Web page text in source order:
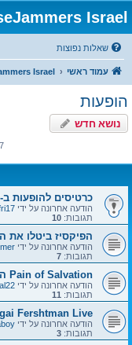
Israel
שאלות נפוצות
עמוד ראשי Israel
הופעות
נושא חדש
כרטיסים להופעות ב-UFO
הודעה אחרונה על ידי
תגובות: 10
הפיקסיז ביטלו את
הודעה אחרונה על ידי
תגובות: 7
Pain of Salvation הופעה כפולה בבכורה עולמית - 16.3 - רידינג
הודעה אחרונה על ידי
תגובות: 11
Fershtman Live !
הודעה אחרונה על ידי
תגובות: 3